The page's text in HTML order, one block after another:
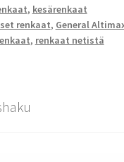
, kesärenkaat
renkaat, General
, renkaat netistä